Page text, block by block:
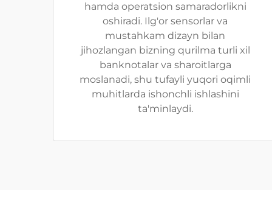
hamda operatsion samaradorlikni
oshiradi. Ilg'or sensorlar va
mustahkam dizayn bilan
jihozlangan bizning qurilma turli xil
banknotalar va sharoitlarga
moslanadi, shu tufayli yuqori oqimli
muhitlarda ishonchli ishlashini
ta'minlaydi.